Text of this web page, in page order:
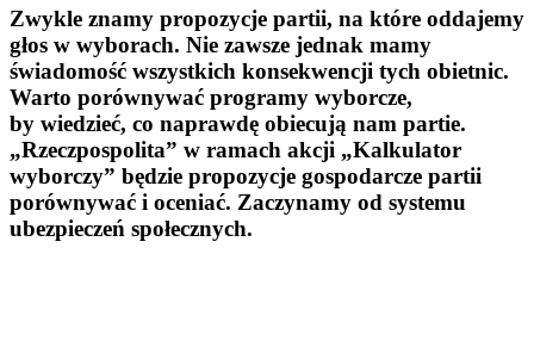
Zwykle znamy propozycje partii, na które oddajemy
głos w wyborach. Nie zawsze jednak mamy
świadomość wszystkich konsekwencji tych obietnic.
Warto porównywać programy wyborcze,
by wiedzieć, co naprawdę obiecują nam partie.
„Rzeczpospolita” w ramach akcji „Kalkulator
wyborczy” będzie propozycje gospodarcze partii
porównywać i oceniać. Zaczynamy od systemu
ubezpieczeń społecznych.